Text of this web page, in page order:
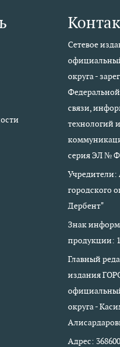
Сетевое
округа -
связи,
технологий
серия ЭЛ №
городского
Дербент"
Знак
продукции:
Главный
издания
округа -
Адрес: